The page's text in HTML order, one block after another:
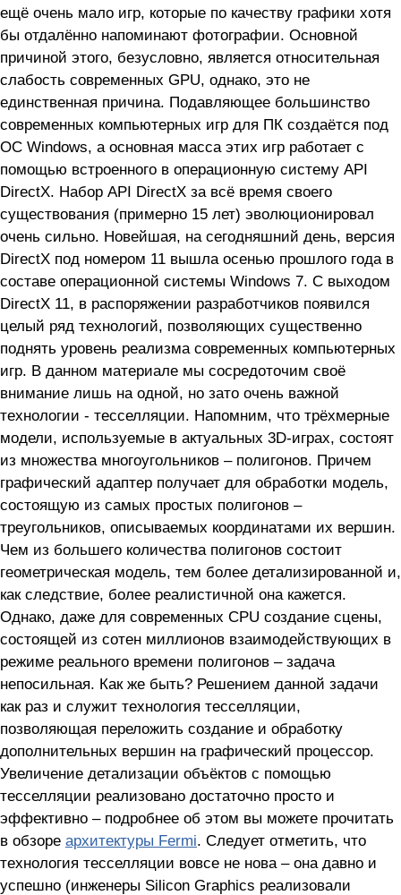
ещё очень мало игр, которые по качеству графики хотя
бы отдалённо напоминают фотографии. Основной
причиной этого, безусловно, является относительная
слабость современных GPU, однако, это не
единственная причина. Подавляющее большинство
современных компьютерных игр для ПК создаётся под
ОС Windows, а основная масса этих игр работает с
помощью встроенного в операционную систему API
DirectX. Набор API DirectX за всё время своего
существования (примерно 15 лет) эволюционировал
очень сильно. Новейшая, на сегодняшний день, версия
DirectX под номером 11 вышла осенью прошлого года в
составе операционной системы Windows 7. C выходом
DirectX 11, в распоряжении разработчиков появился
целый ряд технологий, позволяющих существенно
поднять уровень реализма современных компьютерных
игр. В данном материале мы сосредоточим своё
внимание лишь на одной, но зато очень важной
технологии - тесселляции. Напомним, что трёхмерные
модели, используемые в актуальных 3D-играх, состоят
из множества многоугольников – полигонов. Причем
графический адаптер получает для обработки модель,
состоящую из самых простых полигонов –
треугольников, описываемых координатами их вершин.
Чем из большего количества полигонов состоит
геометрическая модель, тем более детализированной и,
как следствие, более реалистичной она кажется.
Однако, даже для современных CPU создание сцены,
состоящей из сотен миллионов взаимодействующих в
режиме реального времени полигонов – задача
непосильная. Как же быть? Решением данной задачи
как раз и служит технология тесселляции,
позволяющая переложить создание и обработку
дополнительных вершин на графический процессор.
Увеличение детализации объёктов с помощью
тесселляции реализовано достаточно просто и
эффективно – подробнее об этом вы можете прочитать
в обзоре архитектуры Fermi. Следует отметить, что
технология тесселляции вовсе не нова – она давно и
успешно (инженеры Silicon Graphics реализовали